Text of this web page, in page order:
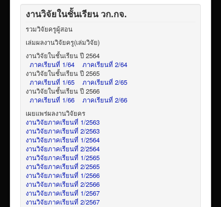
งานวิจัยในชั้นเรียน วก.กจ.
รวมวิจัยครูผู้สอน
เล่มผลงานวิจัยครู(เล่มวิจัย)
งานวิจัยในชั้นเรียน ปี 2564
ภาคเรียนที่ 1/64
ภาคเรียนที่ 2/64
งานวิจัยในชั้นเรียน ปี 2565
ภาคเรียนที่ 1/65
ภาคเรียนที่ 2/65
งานวิจัยในชั้นเรียน ปี 2566
ภาคเรียนที่ 1/66
ภาคเรียนที่ 2/66
เผยแพร่ผลงานวิจัยคร
งานวิจัยภาคเรียนที่ 1/2563
งานวิจัยภาคเรียนที่ 2/2563
งานวิจัยภาคเรียนที่ 1/2564
งานวิจัยภาคเรียนที่ 2/2564
งานวิจัยภาคเรียนที่ 1/2565
งานวิจัยภาคเรียนที่ 2/2565
งานวิจัยภาคเรียนที่ 1/2566
งานวิจัยภาคเรียนที่ 2/2566
งานวิจัยภาคเรียนที่ 1/2567
งานวิจัยภาคเรียนที่ 2/2567